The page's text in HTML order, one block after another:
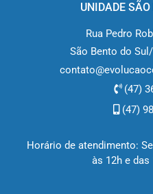
UNIDADE
Rua Pedro
São Bento do
(47)
(47)
Horário de atendimento:
às 12h e das